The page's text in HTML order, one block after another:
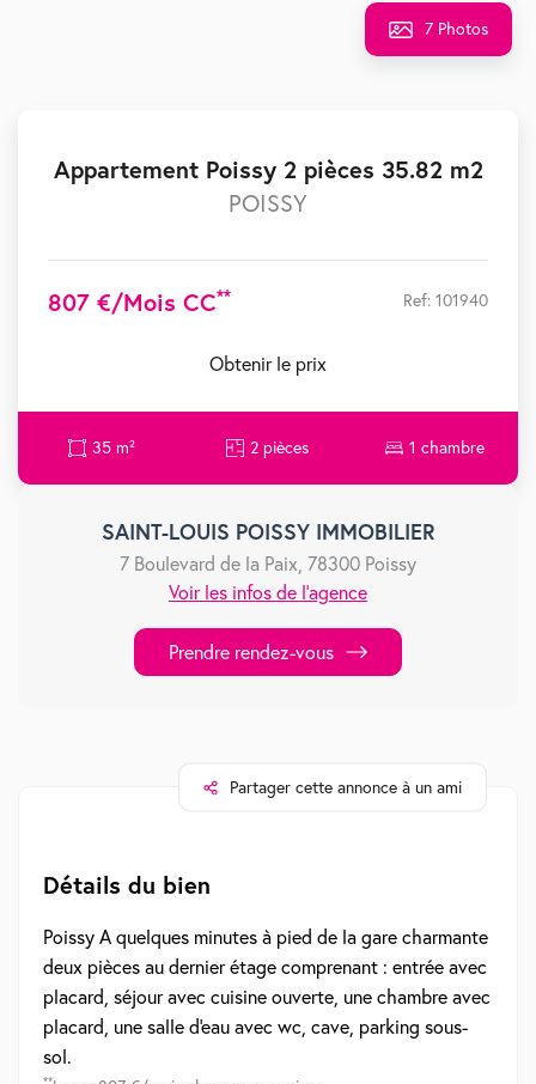
Appartement Poissy 2 pièces 35.82 m2
POISSY
807 €/mois CC** Ref: 101940
Obtenir le prix
35 m² 2 pièces 1 chambre
SAINT-LOUIS POISSY IMMOBILIER
7 Boulevard de la Paix, 78300 Poissy
Voir les infos de l'agence
Prendre rendez-vous
7 Photos
Partager cette annonce à un ami
Détails du bien
Poissy A quelques minutes à pied de la gare charmante
deux pièces au dernier étage comprenant : entrée avec
placard, séjour avec cuisine ouverte, une chambre avec
placard, une salle d'eau avec wc, cave, parking sous-
sol.